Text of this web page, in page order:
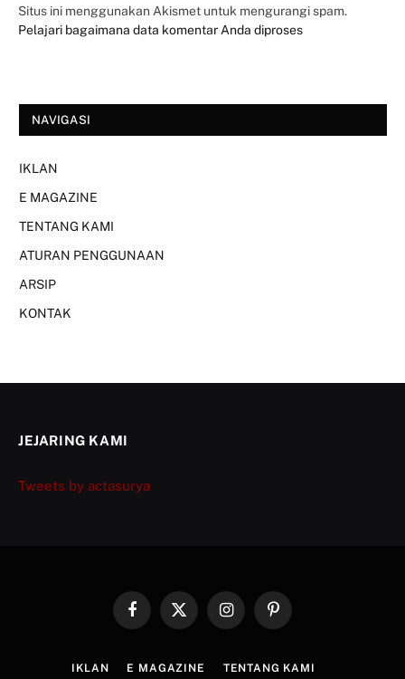
Situs ini menggunakan Akismet untuk mengurangi spam.
Pelajari bagaimana data komentar Anda diproses
NAVIGASI
IKLAN
E MAGAZINE
TENTANG KAMI
ATURAN PENGGUNAAN
ARSIP
KONTAK
JEJARING KAMI
Tweets by actasurya
FacebookX
InstagramPinterest
IKLAN E MAGAZINE TENTANG KAMI